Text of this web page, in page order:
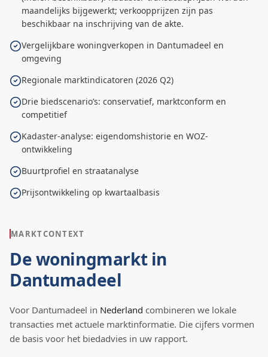
maandelijks bijgewerkt; verkoopprijzen zijn pas
beschikbaar na inschrijving van de akte.
Vergelijkbare woningverkopen in Dantumadeel en
omgeving
Regionale marktindicatoren (2026 Q2)
Drie biedscenario’s: conservatief, marktconform en
competitief
Kadaster-analyse: eigendomshistorie en WOZ-
ontwikkeling
Buurtprofiel en straatanalyse
Prijsontwikkeling op kwartaalbasis
MARKTCONTEXT
De woningmarkt in
Dantumadeel
Voor Dantumadeel in Nederland combineren we lokale
transacties met actuele marktinformatie. Die cijfers vormen
de basis voor het biedadvies in uw rapport.